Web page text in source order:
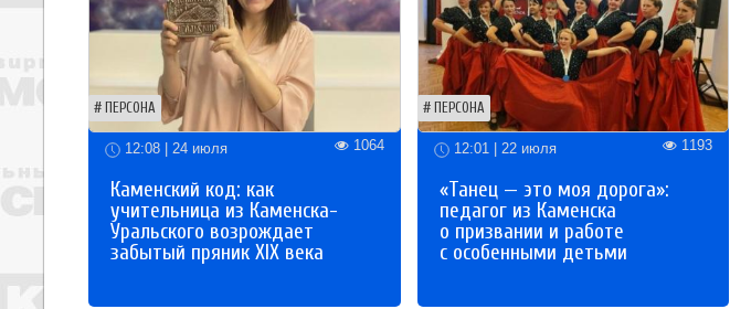
ПЕРСОНА
12:08 | 24 июля 1064
Каменский код: как
учительница из Каменска-
Уральского возрождает
забытый пряник XIX века
ПЕРСОНА
12:01 | 22 июля 1193
«Танец — это моя дорога»:
педагог из Каменска
о призвании и работе
с особенными детьми